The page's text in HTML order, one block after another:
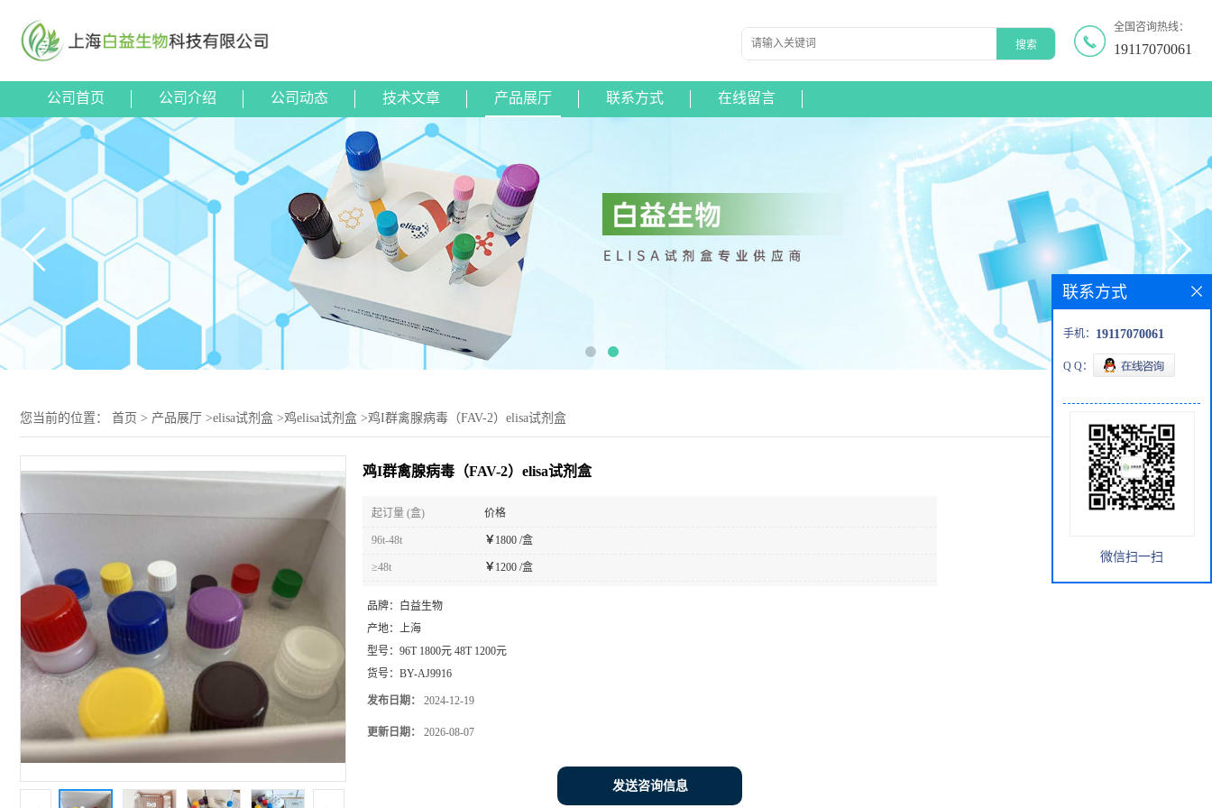
全国咨询热线：
19117070061
公司首页 公司介绍 公司动态 技术文章 产品展厅 联系方式 在线留言
您当前的位置： 首页 > 产品展厅 >elisa试剂盒 >鸡elisa试剂盒 >鸡I群禽腺病毒（FAV-2）elisa试剂盒
鸡I群禽腺病毒（FAV-2）elisa试剂盒
起订量 (盒) 价格
96t-48t ￥ 1800 /盒
≥48t ￥ 1200 /盒
品牌：
白益生物
产地： 上海
型号： 96T 1800元 48T 1200元
货号： BY-AJ9916
发布日期： 2024-12-19
更新日期： 2026-08-07
发送咨询信息
联系方式
手机： 19117070061
Q Q：
微信扫一扫